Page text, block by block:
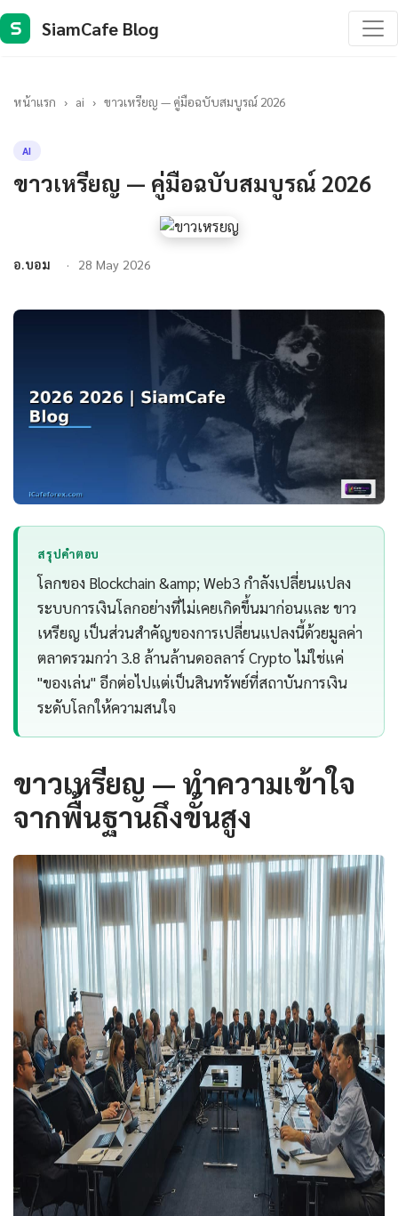
S SiamCafe Blog
หน้าแรก › ai › ขาวเหรียญ — คู่มือฉบับสมบูรณ์ 2026
AI
ขาวเหรียญ — คู่มือฉบับสมบูรณ์ 2026
อ.บอม 28 May 2026
สรุปคำตอบ
โลกของ Blockchain &amp; Web3 กำลังเปลี่ยนแปลง
ระบบการเงินโลกอย่างที่ไม่เคยเกิดขึ้นมาก่อนและ ขาว
เหรียญ เป็นส่วนสำคัญของการเปลี่ยนแปลงนี้ด้วยมูลค่า
ตลาดรวมกว่า 3.8 ล้านล้านดอลลาร์ Crypto ไม่ใช่แค่
"ของเล่น" อีกต่อไปแต่เป็นสินทรัพย์ที่สถาบันการเงิน
ระดับโลกให้ความสนใจ
ขาวเหรียญ — ทำความเข้าใจ
จากพื้นฐานถึงขั้นสูง